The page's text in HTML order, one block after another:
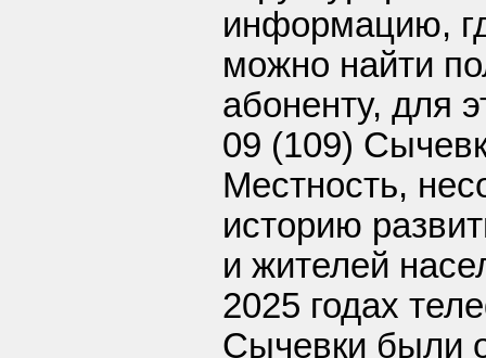
информацию,
можно найти
абоненту, для
09 (109)
Местность,
историю
и жителей
2025 годах
Сычевки были